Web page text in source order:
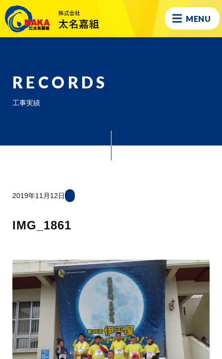
MENU
RECORDS
工事実績
2019年11月12日
IMG_1861